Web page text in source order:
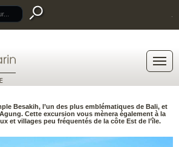
Besakih, l’un des plus emblématiques de Bali, et
Cette excursion vous mènera également à la
et villages peu fréquentés de la côte Est de l’île.